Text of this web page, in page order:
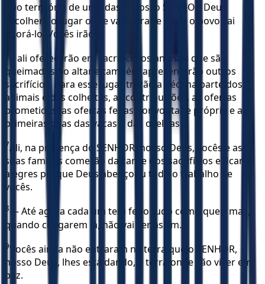
No território de uma das tribos, o SENHOR Deus
escolherá o lugar onde vai morar e onde o povo vai
adorá-lo. Vocês irão lá
e ali oferecerão em sacrifício os animais que são
queimados no altar e também apresentarão outros
sacrifícios. Para esse lugar trarão a décima parte dos
animais e das colheitas, as contribuições, as ofertas
prometidas, as ofertas feitas por vontade própria e as
primeiras crias das vacas e das ovelhas.
7Ali, na presença do SENHOR, nosso Deus, vocês e as
suas famílias comerão da carne dos sacrifícios e ficarão
alegres porque Deus abençoou todo o trabalho de
vocês.
8— Até agora cada um tem feito tudo como quer; mas,
quando chegarem lá, não vai ser assim.
9Vocês ainda não entraram na terra que o SENHOR,
nosso Deus, lhes está dando, a terra onde vão viver em
paz.